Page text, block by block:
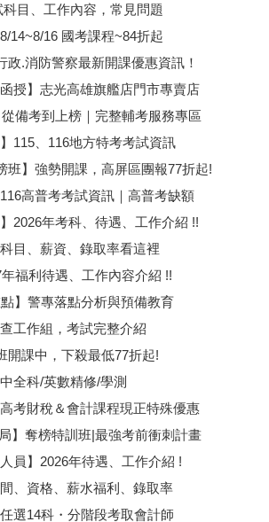
科目、工作內容，常見問題
14~8/16 國考課程~84折起
政.消防警察最新開課優惠資訊！
函授】志光高雄旗艦店門市專賣店
從備考到上榜｜完整輔考服務專區
115、116地方特考考試資訊
班】強勢開課，高屏區團報77折起!
高普考考試資訊｜高普考缺額
2026年考科、待遇、工作介紹 !!
目、薪資、錄取率看這裡
年福利待遇、工作內容介紹 !!
點】警專落點分析與預備教育
工作組，考試完整介紹
開課中，下殺最低77折起!
全科/英數精修/學測
高考財稅＆會計課程現正特殊優惠
】奪榜特訓班|最強考前衝刺計畫
員】2026年待遇、工作介紹 !
、資格、薪水福利、錄取率
選14科・分階段考取會計師